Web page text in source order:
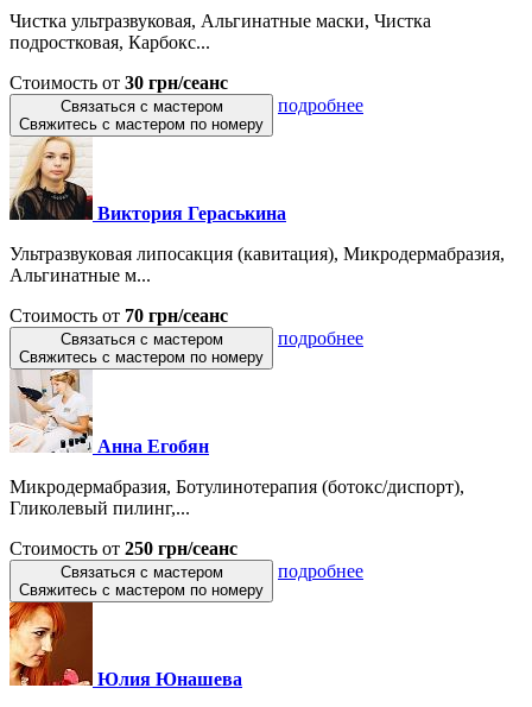
Чистка ультразвуковая, Альгинатные маски, Чистка
подростковая, Карбокс...
Стоимость от 30 грн/сеанс
Связаться с мастером
Свяжитесь с мастером по номеру
подробнее
Виктория Гераськина
Ультразвуковая липосакция (кавитация), Микродермабразия,
Альгинатные м...
Стоимость от 70 грн/сеанс
Связаться с мастером
Свяжитесь с мастером по номеру
подробнее
Анна Егобян
Микродермабразия, Ботулинотерапия (ботокс/диспорт),
Гликолевый пилинг,...
Стоимость от 250 грн/сеанс
Связаться с мастером
Свяжитесь с мастером по номеру
подробнее
Юлия Юнашева